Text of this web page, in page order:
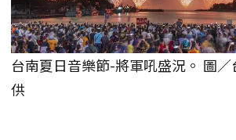
台南夏日音樂節-將軍吼盛況。 圖
供